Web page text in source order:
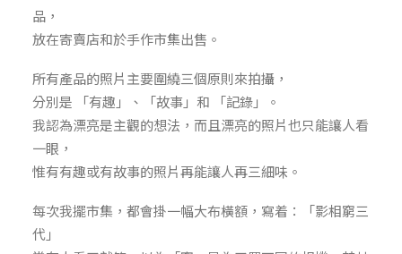
品，
放在寄賣店和於手作市集出售。
所有產品的照片主要圍繞三個原則來拍攝，
分別是 「有趣」、「故事」和 「記錄」。
我認為漂亮是主觀的想法，而且漂亮的照片也只能讓人看
一眼，
惟有有趣或有故事的照片再能讓人再三細味。
每次我擺市集，都會掛一幅大布橫額，寫着：「影相窮三
代」